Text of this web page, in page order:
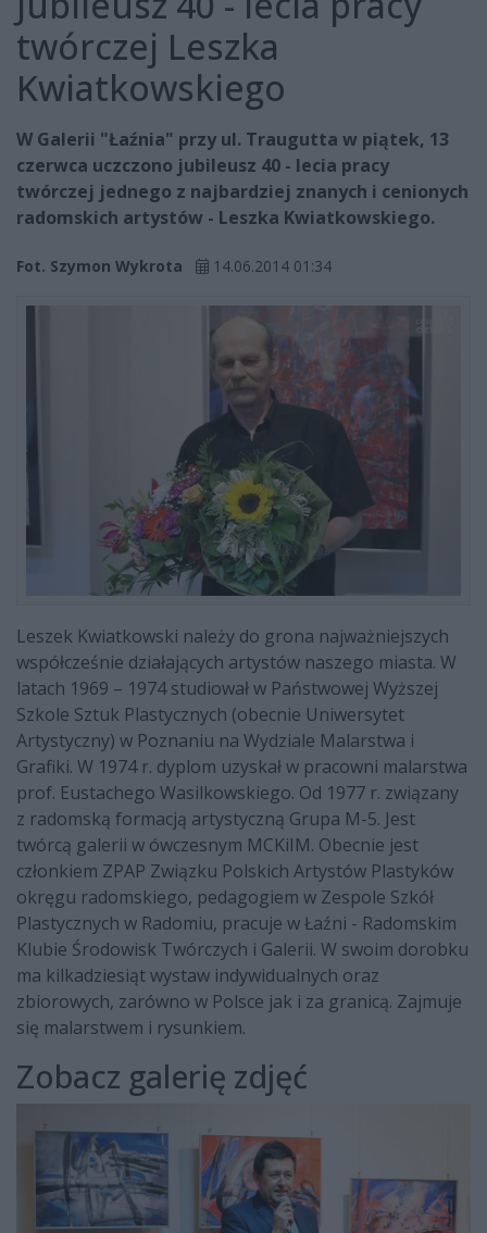
twórczej Leszka
Kwiatkowskiego
W Galerii "Łaźnia" przy ul. Traugutta w piątek, 13
czerwca uczczono jubileusz 40 - lecia pracy
twórczej jednego z najbardziej znanych i cenionych
radomskich artystów - Leszka Kwiatkowskiego.
Fot. Szymon Wykrota 14.06.2014 01:34
Leszek Kwiatkowski należy do grona najważniejszych
współcześnie działających artystów naszego miasta. W
latach 1969 – 1974 studiował w Państwowej Wyższej
Szkole Sztuk Plastycznych (obecnie Uniwersytet
Artystyczny) w Poznaniu na Wydziale Malarstwa i
Grafiki. W 1974 r. dyplom uzyskał w pracowni malarstwa
prof. Eustachego Wasilkowskiego. Od 1977 r. związany
z radomską formacją artystyczną Grupa M-5. Jest
twórcą galerii w ówczesnym MCKiIM. Obecnie jest
członkiem ZPAP Związku Polskich Artystów Plastyków
okręgu radomskiego, pedagogiem w Zespole Szkół
Plastycznych w Radomiu, pracuje w Łaźni - Radomskim
Klubie Środowisk Twórczych i Galerii. W swoim dorobku
ma kilkadziesiąt wystaw indywidualnych oraz
zbiorowych, zarówno w Polsce jak i za granicą. Zajmuje
się malarstwem i rysunkiem.
Zobacz galerię zdjęć